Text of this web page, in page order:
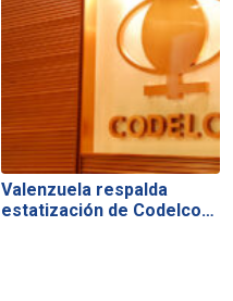
Valenzuela respalda
estatización de Codelco…